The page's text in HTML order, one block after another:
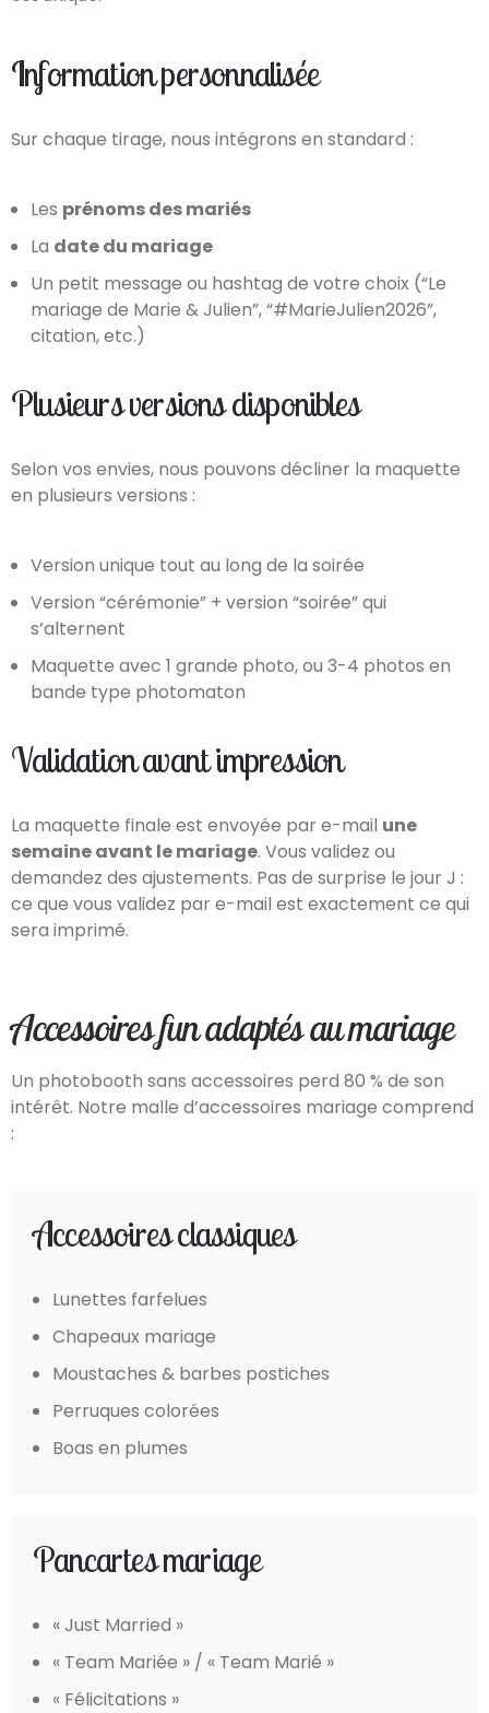
Information personnalisée
Sur chaque tirage, nous intégrons en standard :
Les prénoms des mariés
La date du mariage
Un petit message ou hashtag de votre choix (“Le
mariage de Marie & Julien”, “#MarieJulien2026”,
citation, etc.)
Plusieurs versions disponibles
Selon vos envies, nous pouvons décliner la maquette
en plusieurs versions :
Version unique tout au long de la soirée
Version “cérémonie” + version “soirée” qui
s’alternent
Maquette avec 1 grande photo, ou 3-4 photos en
bande type photomaton
Validation avant impression
La maquette finale est envoyée par e-mail une
semaine avant le mariage. Vous validez ou
demandez des ajustements. Pas de surprise le jour J :
ce que vous validez par e-mail est exactement ce qui
sera imprimé.
Accessoires fun adaptés au mariage
Un photobooth sans accessoires perd 80 % de son
intérêt. Notre malle d’accessoires mariage comprend
:
Accessoires classiques
Lunettes farfelues
Chapeaux mariage
Moustaches & barbes postiches
Perruques colorées
Boas en plumes
Pancartes mariage
« Just Married »
« Team Mariée » / « Team Marié »
« Félicitations »